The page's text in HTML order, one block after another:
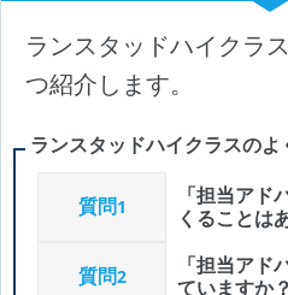
ランスタッドハイクラ
つ紹介します。
ランスタッドハイクラスのよ
質問1
「担当アド
くることは
質問2
「担当アド
ていますか